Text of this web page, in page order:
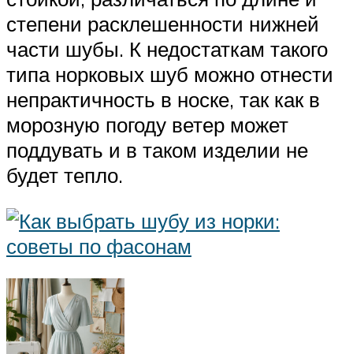
степени расклешенности нижней
части шубы. К недостаткам такого
типа норковых шуб можно отнести
непрактичность в носке, так как в
морозную погоду ветер может
поддувать и в таком изделии не
будет тепло.